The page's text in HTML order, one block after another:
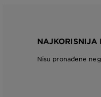
NAJKORISNIJA
Nisu pronađene